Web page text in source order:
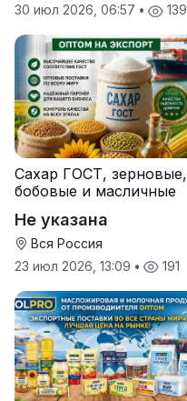
30 июл 2026, 06:57 • 139
Сахар ГОСТ, зерновые,
бобовые и масличные
Не указана
Вся Россия
23 июл 2026, 13:09 • 191